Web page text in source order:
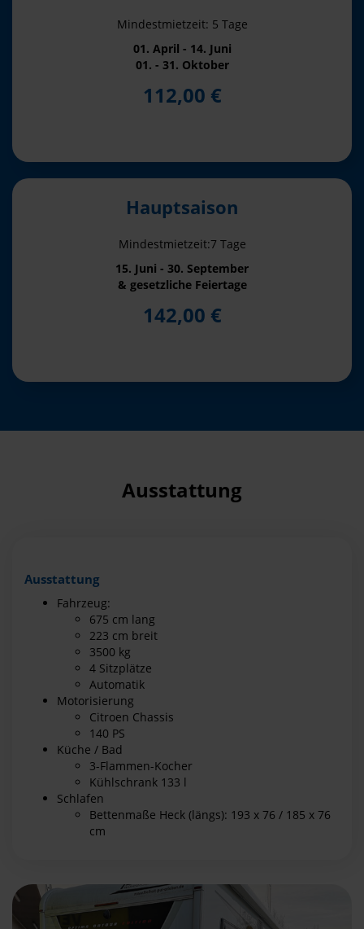
Mindestmietzeit: 5 Tage
01. April - 14. Juni
01. - 31. Oktober
112,00 €
Hauptsaison
Mindestmietzeit:7 Tage
15. Juni - 30. September
& gesetzliche Feiertage
142,00 €
Ausstattung
Ausstattung
Fahrzeug:
675 cm lang
223 cm breit
3500 kg
4 Sitzplätze
Automatik
Motorisierung
Citroen Chassis
140 PS
Küche / Bad
3-Flammen-Kocher
Kühlschrank 133 l
Schlafen
Bettenmaße Heck (längs): 193 x 76 / 185 x 76
cm